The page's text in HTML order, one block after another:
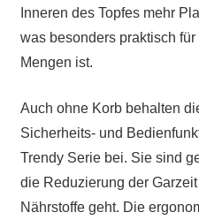
Inneren des Topfes mehr
was besonders praktisch
Mengen ist.
Auch ohne Korb behalten
Sicherheits- und
Trendy Serie bei. Sie sind
die Reduzierung der
Nährstoffe geht. Die